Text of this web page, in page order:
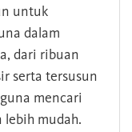
untuk
dalam
dari ribuan
serta tersusun
mencari
lebih mudah.